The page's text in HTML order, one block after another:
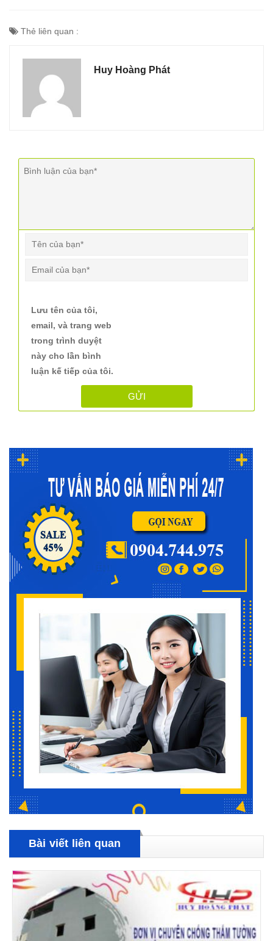
Thẻ liên quan :
Huy Hoàng Phát
Lưu tên của tôi,
email, và trang web
trong trình duyệt
này cho lần bình
luận kế tiếp của tôi.
Bài viết liên quan